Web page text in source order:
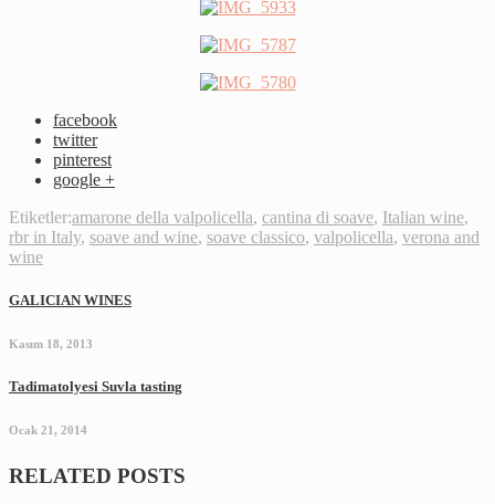
facebook
twitter
pinterest
google +
Etiketler:amarone della valpolicella, cantina di soave, Italian wine,
rbr in Italy, soave and wine, soave classico, valpolicella, verona and
wine
GALICIAN WINES
Kasım 18, 2013
Tadimatolyesi Suvla tasting
Ocak 21, 2014
RELATED POSTS